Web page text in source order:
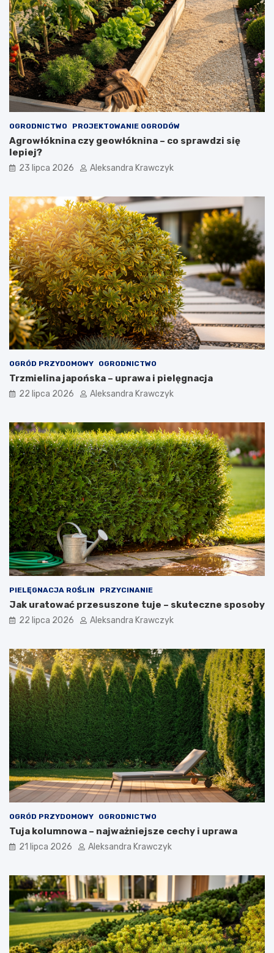
OGRODNICTWO PROJEKTOWANIE OGRODÓW
Agrowłóknina czy geowłóknina – co sprawdzi się
lepiej?
23 lipca 2026 Aleksandra Krawczyk
OGRÓD PRZYDOMOWY OGRODNICTWO
Trzmielina japońska – uprawa i pielęgnacja
22 lipca 2026 Aleksandra Krawczyk
PIELĘGNACJA ROŚLIN PRZYCINANIE
Jak uratować przesuszone tuje – skuteczne sposoby
22 lipca 2026 Aleksandra Krawczyk
OGRÓD PRZYDOMOWY OGRODNICTWO
Tuja kolumnowa – najważniejsze cechy i uprawa
21 lipca 2026 Aleksandra Krawczyk